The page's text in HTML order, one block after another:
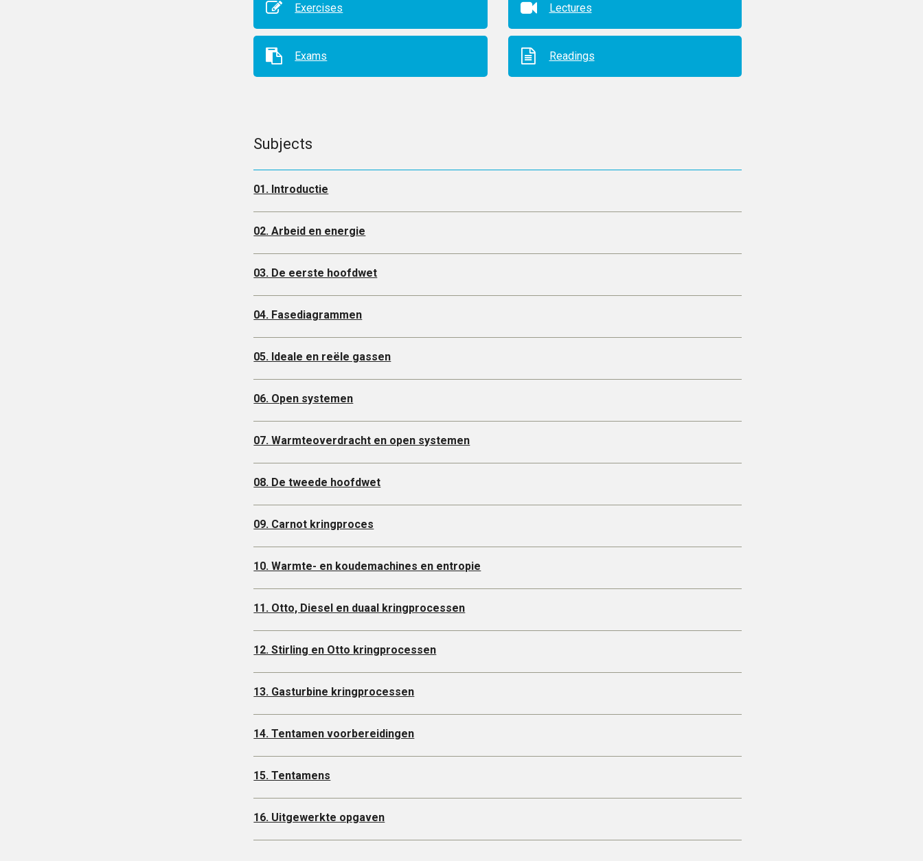
Exercises Lectures
Exams Readings
Subjects
01. Introductie
02. Arbeid en energie
03. De eerste hoofdwet
04. Fasediagrammen
05. Ideale en reële gassen
06. Open systemen
07. Warmteoverdracht en open systemen
08. De tweede hoofdwet
09. Carnot kringproces
10. Warmte- en koudemachines en entropie
11. Otto, Diesel en duaal kringprocessen
12. Stirling en Otto kringprocessen
13. Gasturbine kringprocessen
14. Tentamen voorbereidingen
15. Tentamens
16. Uitgewerkte opgaven